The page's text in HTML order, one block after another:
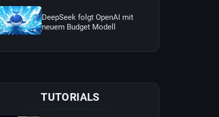
DeepSeek folgt OpenAI mit
neuem Budget Modell
TUTORIALS